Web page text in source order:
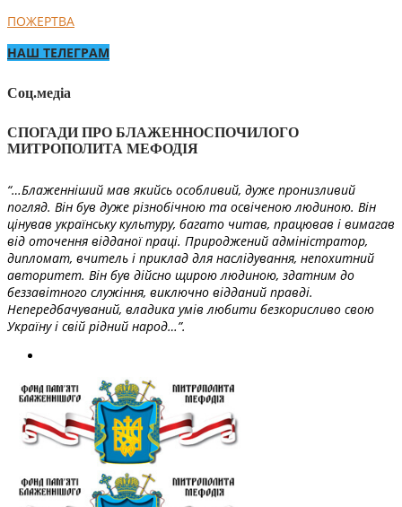
ПОЖЕРТВА
НАШ ТЕЛЕГРАМ
Соц.медіа
СПОГАДИ ПРО БЛАЖЕННОСПОЧИЛОГО
МИТРОПОЛИТА МЕФОДІЯ
“…Блаженніший мав якийсь особливий, дуже пронизливий
погляд. Він був дуже різнобічною та освіченою людиною. Він
цінував українську культуру, багато читав, працював і вимагав
від оточення відданої праці. Природжений адміністратор,
дипломат, вчитель і приклад для наслідування, непохитний
авторитет. Він був дійсно щирою людиною, здатним до
беззавітного служіння, виключно відданий правді.
Непередбачуваний, владика умів любити безкорисливо свою
Україну і свій рідний народ…”.